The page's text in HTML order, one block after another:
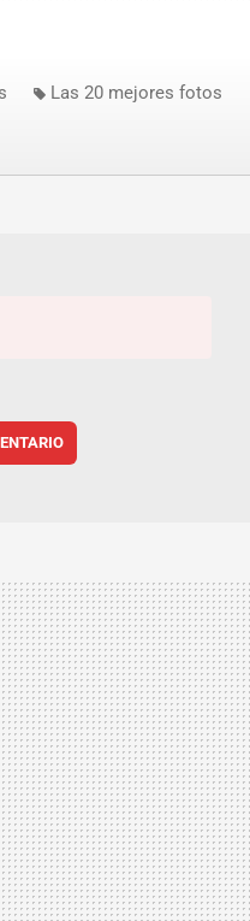
Las 20 mejores fotos